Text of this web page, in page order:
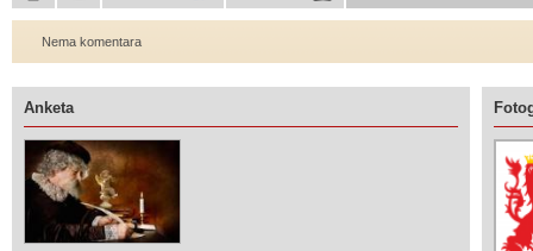
Nema komentara
Anketa